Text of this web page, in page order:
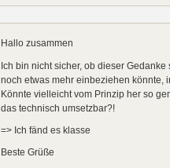
Hallo zusammen
Ich bin nicht sicher, ob dieser
noch etwas mehr einbeziehen könnte,
Könnte vielleicht vom Prinzip her so
das technisch umsetzbar?!
=> Ich fänd es klasse
Beste Grüße